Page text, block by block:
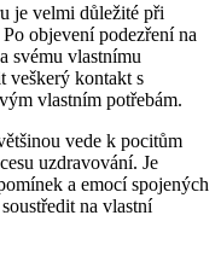
je velmi důležité při
objevení podezření na
svému vlastnímu
veškerý kontakt s
vlastním potřebám.
vede k pocitům
uzdravování. Je
a emocí spojených
na vlastní